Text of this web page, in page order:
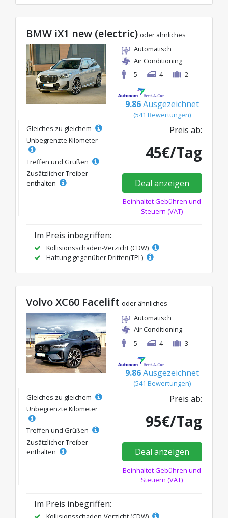
BMW iX1 new (electric) oder ähnliches
Automatisch
Air Conditioning
5
4 2
9.86 Ausgezeichnet
(541 Bewertungen)
Gleiches zu gleichem
Unbegrenzte Kilometer
Treffen und Grüßen
Zusätzlicher Treiber
enthalten
Preis ab:
45€/Tag
Deal anzeigen
Beinhaltet Gebühren und
Steuern (VAT)
Im Preis inbegriffen:
Kollisionsschaden-Verzicht (CDW)
Haftung gegenüber Dritten(TPL)
Volvo XC60 Facelift oder ähnliches
Automatisch
Air Conditioning
5
4 3
9.86 Ausgezeichnet
(541 Bewertungen)
Gleiches zu gleichem
Unbegrenzte Kilometer
Treffen und Grüßen
Zusätzlicher Treiber
enthalten
Preis ab:
95€/Tag
Deal anzeigen
Beinhaltet Gebühren und
Steuern (VAT)
Im Preis inbegriffen: